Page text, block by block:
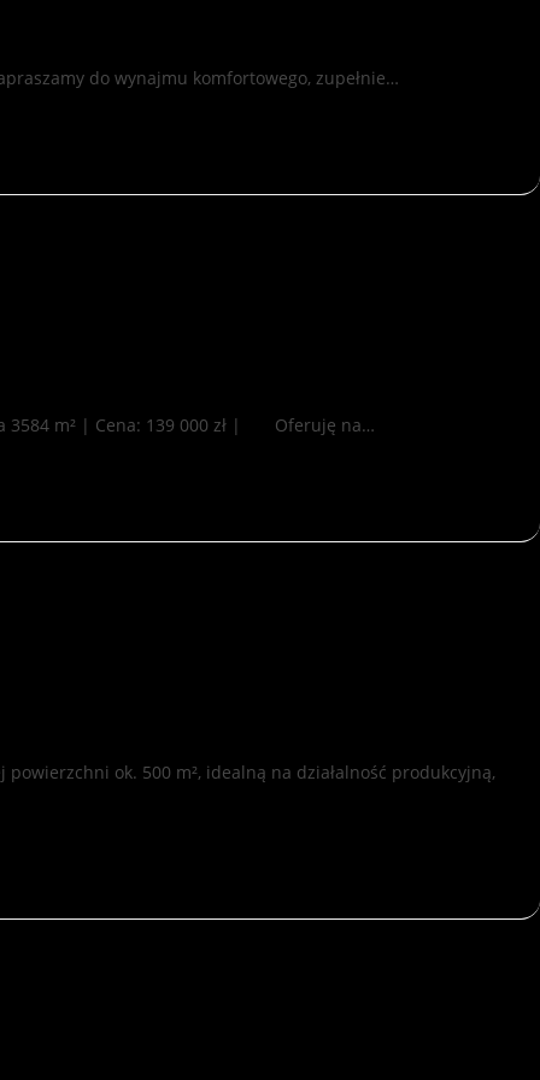
do wynajmu komfortowego, zupełnie…
3584 m² | Cena: 139 000 zł | Oferuję na…
ok. 500 m², idealną na działalność produkcyjną,